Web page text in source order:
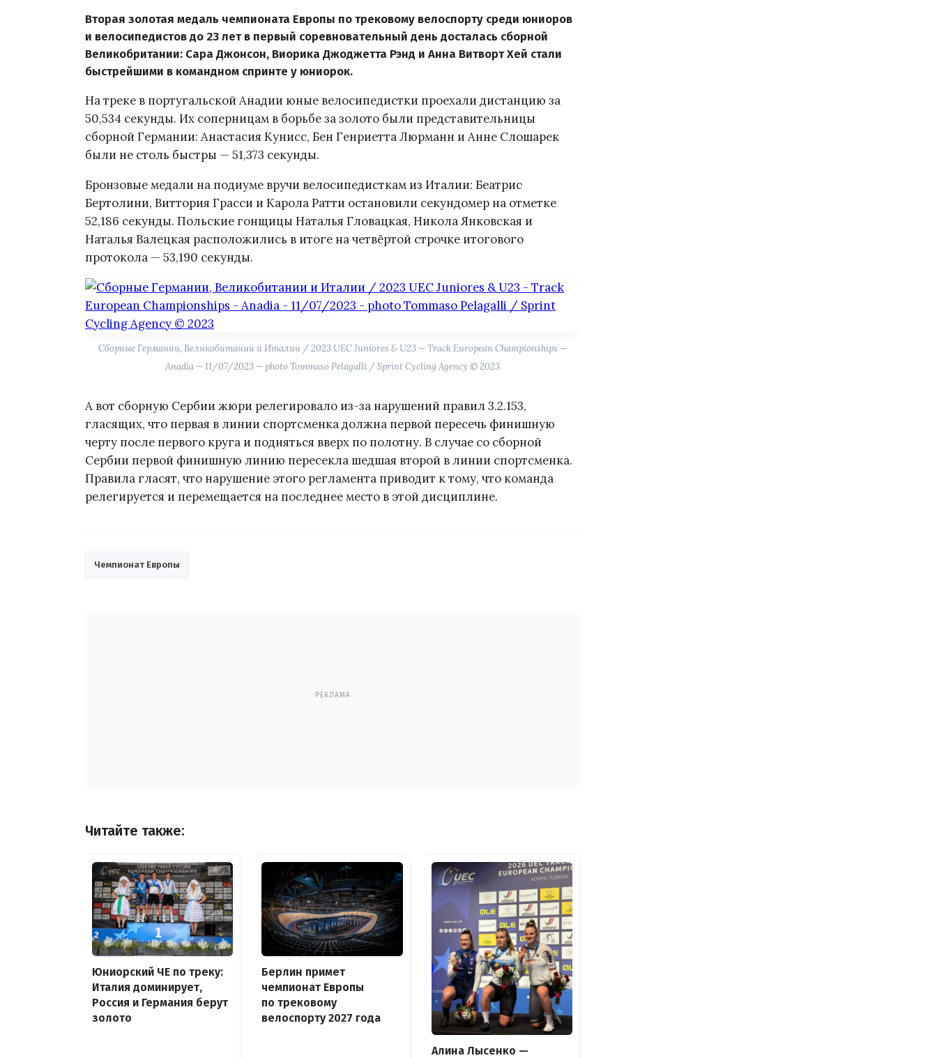
Вторая золотая медаль чемпионата Европы по трековому велоспорту среди юниоров
и велосипедистов до 23 лет в первый соревновательный день досталась сборной
Великобритании: Сара Джонсон, Виорика Джоджетта Рэнд и Анна Витворт Хей стали
быстрейшими в командном спринте у юниорок.
На треке в португальской Анадии юные велосипедистки проехали дистанцию за
50,534 секунды. Их соперницам в борьбе за золото были представительницы
сборной Германии: Анастасия Кунисс, Бен Генриетта Люрманн и Анне Слошарек
были не столь быстры — 51,373 секунды.
Бронзовые медали на подиуме вручи велосипедисткам из Италии: Беатрис
Бертолини, Виттория Грасси и Карола Ратти остановили секундомер на отметке
52,186 секунды. Польские гонщицы Наталья Гловацкая, Никола Янковская и
Наталья Валецкая расположились в итоге на четвёртой строчке итогового
протокола — 53,190 секунды.
Сборные Германии, Великобитании и Италии / 2023 UEC Juniores & U23 — Track European Championships —
Anadia — 11/07/2023 — photo Tommaso Pelagalli / Sprint Cycling Agency © 2023
А вот сборную Сербии жюри релегировало из-за нарушений правил 3.2.153,
гласящих, что первая в линии спортсменка должна первой пересечь финишную
черту после первого круга и подняться вверх по полотну. В случае со сборной
Сербии первой финишную линию пересекла шедшая второй в линии спортсменка.
Правила гласят, что нарушение этого регламента приводит к тому, что команда
релегируется и перемещается на последнее место в этой дисциплине.
Чемпионат Европы
РЕКЛАМА
Читайте также:
Юниорский ЧЕ по треку:
Италия доминирует,
Россия и Германия берут
золото
Берлин примет
чемпионат Европы
по трековому
велоспорту 2027 года
Алина Лысенко —